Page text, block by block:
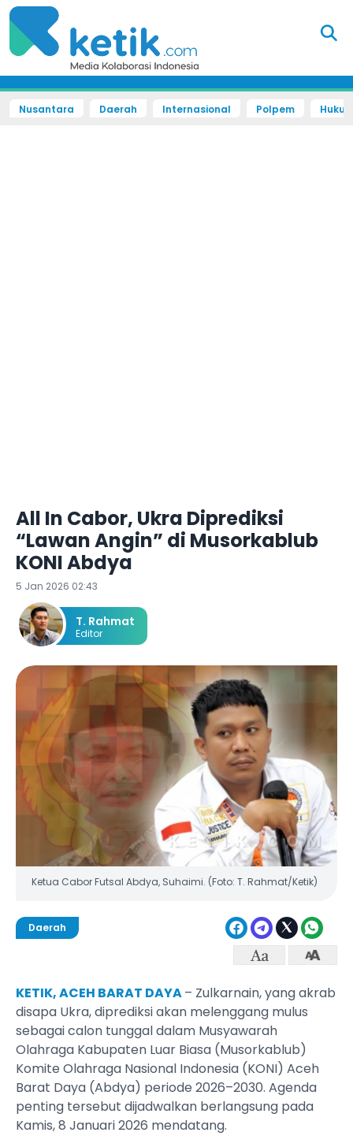
Nusantara Daerah Internasional Polpem
All In Cabor, Ukra Diprediksi
“Lawan Angin” di Musorkablub
KONI Abdya
5 Jan 2026 02:43
T. Rahmat
Editor
Ketua Cabor Futsal Abdya, Suhaimi. (Foto: T. Rahmat/Ketik)
Daerah
KETIK, ACEH BARAT DAYA– Zulkarnain, yang akrab
disapa Ukra, diprediksi akan melenggang mulus
sebagai calon tunggal dalam Musyawarah
Olahraga Kabupaten Luar Biasa (Musorkablub)
Komite Olahraga Nasional Indonesia (KONI) Aceh
Barat Daya (Abdya) periode 2026–2030. Agenda
penting tersebut dijadwalkan berlangsung pada
Kamis, 8 Januari 2026 mendatang.